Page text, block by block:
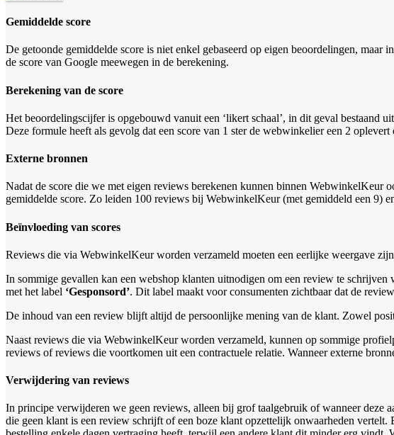
Gemiddelde score
De getoonde gemiddelde score is niet enkel gebaseerd op eigen beoordelingen,
de score van Google meewegen in de berekening.
Berekening van de score
Het beoordelingscijfer is opgebouwd vanuit een ‘likert schaal’, in dit geval bestaand
Deze formule heeft als gevolg dat een score van 1 ster de webwinkelier een 2 oplevert
Externe bronnen
Nadat de score die we met eigen reviews berekenen kunnen binnen WebwinkelKeur
gemiddelde score. Zo leiden 100 reviews bij WebwinkelKeur (met gemiddeld een 9)
Beïnvloeding van scores
Reviews die via WebwinkelKeur worden verzameld moeten een eerlijke weergave
In sommige gevallen kan een webshop klanten uitnodigen om een review te
met het label ‘Gesponsord’. Dit label maakt voor consumenten zichtbaar dat de
De inhoud van een review blijft altijd de persoonlijke mening van de klant. Zowel
Naast reviews die via WebwinkelKeur worden verzameld, kunnen op sommige
reviews of reviews die voortkomen uit een contractuele relatie. Wanneer externe
Verwijdering van reviews
In principe verwijderen we geen reviews, alleen bij grof taalgebruik of wanneer
die geen klant is een review schrijft of een boze klant opzettelijk onwaarheden